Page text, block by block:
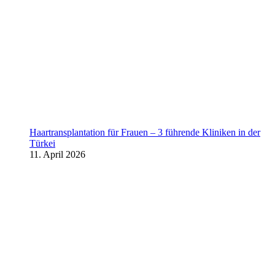
Haartransplantation für Frauen – 3 führende Kliniken in der
Türkei
11. April 2026